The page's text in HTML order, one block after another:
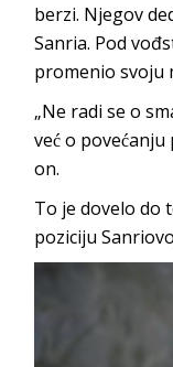
berzi. Njegov
Sanria. Pod
promenio svoju
„Ne radi se o
već o
on.
To je dovelo do
poziciju